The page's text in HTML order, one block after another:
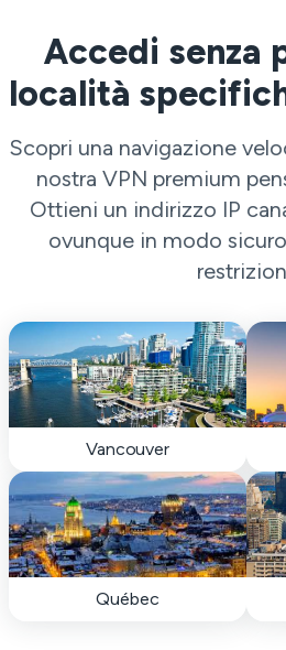
Accedi senza
località
Scopri una navigazione
nostra VPN premium
Ottieni un indirizzo IP
ovunque in modo
Vancouver
Québec